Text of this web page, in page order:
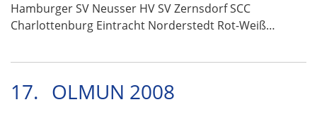
Hamburger SV Neusser HV SV Zernsdorf SCC
Charlottenburg Eintracht Norderstedt Rot-Weiß…
17. OLMUN 2008